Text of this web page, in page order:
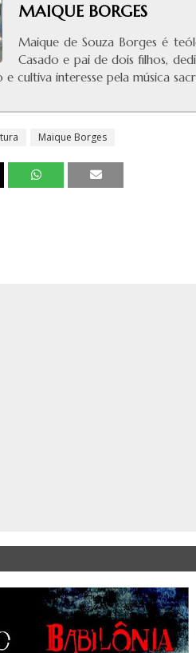
MAIQUE BORGES
Maique de Souza Borges é
Casado e pai de dois filhos,
e cultiva interesse pela música
Maique Borges